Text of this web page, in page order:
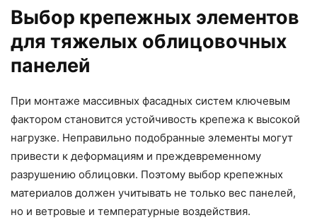
Выбор крепежных элементов
для тяжелых облицовочных
панелей
При монтаже массивных фасадных систем ключевым
фактором становится устойчивость крепежа к высокой
нагрузке. Неправильно подобранные элементы могут
привести к деформациям и преждевременному
разрушению облицовки. Поэтому выбор крепежных
материалов должен учитывать не только вес панелей,
но и ветровые и температурные воздействия.